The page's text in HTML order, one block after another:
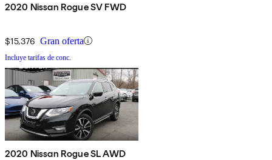
2020 Nissan Rogue SV FWD
$15,376 Gran oferta
Incluye tarifas de conc.
2020 Nissan Rogue SL AWD